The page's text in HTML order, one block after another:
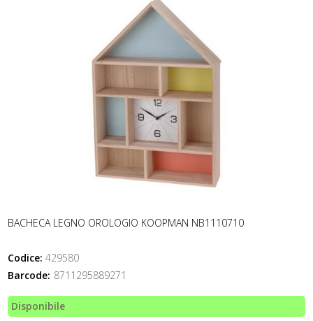
BACHECA LEGNO OROLOGIO KOOPMAN NB1110710
Codice: 429580
Barcode: 8711295889271
Disponibile